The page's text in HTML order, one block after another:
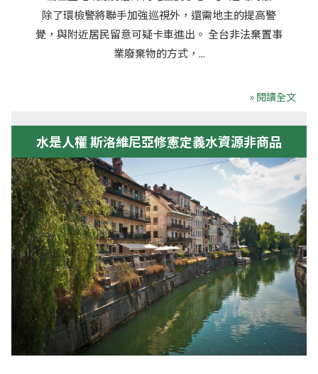
除了環檢警將聯手加強巡視外，還需地主的提高警
覺，與附近居民留意可疑卡車進出。 全台非法棄置事
業廢棄物的方式，...
» 閱讀全文
水是人權 斯洛維尼亞修憲定義水資源非商品